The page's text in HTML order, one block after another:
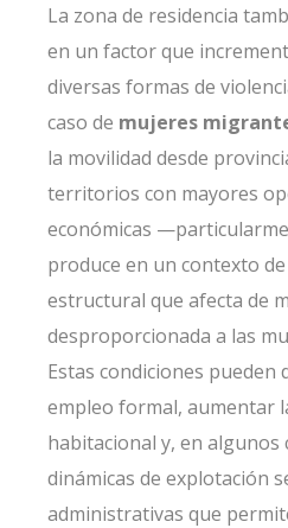
La zona de residencia
en un factor que
diversas formas de
caso de mujeres
la movilidad desde
territorios con mayores
económicas
produce en un contexto
estructural que afecta de
desproporcionada a las
Estas condiciones pueden
empleo formal, aumentar
habitacional y, en algunos
dinámicas de explotación
administrativas que